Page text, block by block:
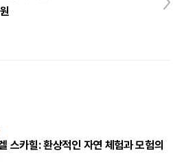
스카힐: 환상적인 자연 체험과 모험의